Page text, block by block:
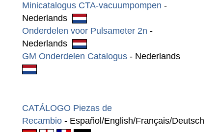
Minicatalogus CTA-vacuumpompen -
Nederlands
Onderdelen voor Pulsameter 2n -
Nederlands
GM Onderdelen Catalogus - Nederlands
CATÁLOGO Piezas de
Recambio - Español/English/Français/Deutsch